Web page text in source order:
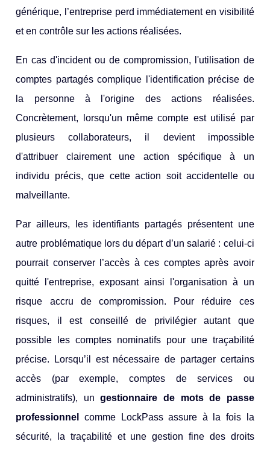
générique, l’entreprise perd immédiatement en visibilité
et en contrôle sur les actions réalisées.
En cas d'incident ou de compromission, l'utilisation de
comptes partagés complique l'identification précise de
la personne à l'origine des actions réalisées.
Concrètement, lorsqu'un même compte est utilisé par
plusieurs collaborateurs, il devient impossible
d'attribuer clairement une action spécifique à un
individu précis, que cette action soit accidentelle ou
malveillante.
Par ailleurs, les identifiants partagés présentent une
autre problématique lors du départ d’un salarié : celui-ci
pourrait conserver l’accès à ces comptes après avoir
quitté l'entreprise, exposant ainsi l'organisation à un
risque accru de compromission. Pour réduire ces
risques, il est conseillé de privilégier autant que
possible les comptes nominatifs pour une traçabilité
précise. Lorsqu’il est nécessaire de partager certains
accès (par exemple, comptes de services ou
administratifs), ungestionnaire de mots de passe
professionnelcomme LockPassassure à la fois la
sécurité, la traçabilité et une gestion fine des droits